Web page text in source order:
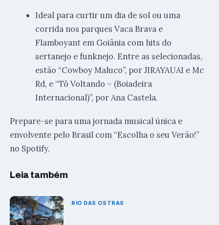
Ideal para curtir um dia de sol ou uma
corrida nos parques Vaca Brava e
Flamboyant em Goiânia com hits do
sertanejo e funknejo. Entre as selecionadas,
estão “Cowboy Maluco”, por JIRAYAUAI e Mc
Rd, e “Tô Voltando – (Boiadeira
Internacional)”, por Ana Castela.
Prepare-se para uma jornada musical única e
envolvente pelo Brasil com “Escolha o seu Verão!”
no Spotify.
Leia também
RIO DAS OSTRAS